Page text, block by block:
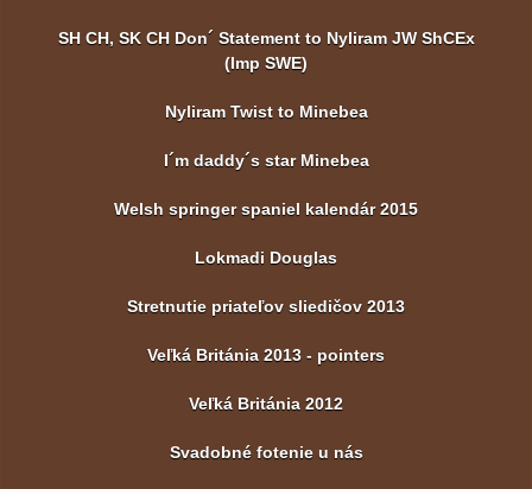
SH CH, SK CH Don´ Statement to Nyliram JW ShCEx
(Imp SWE)
Nyliram Twist to Minebea
I´m daddy´s star Minebea
Welsh springer spaniel kalendár 2015
Lokmadi Douglas
Stretnutie priateľov sliedičov 2013
Veľká Británia 2013 - pointers
Veľká Británia 2012
Svadobné fotenie u nás